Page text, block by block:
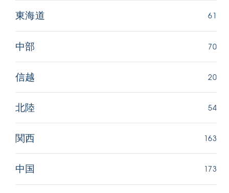
東海道 61
中部 70
信越 20
北陸 54
関西 163
中国 173